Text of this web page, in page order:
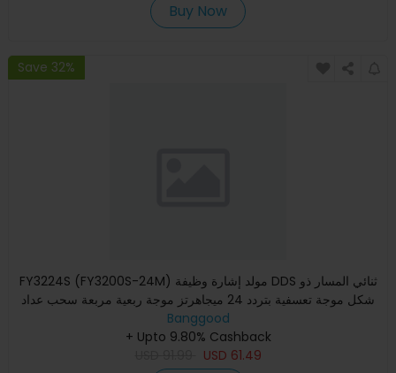
Buy Now
Save 32%
FY3224S (FY3200S-24M) مولد إشارة وظيفة DDS ثنائي المسار ذو
شكل موجة تعسفية بتردد 24 ميجاهرتز موجة ربعية مربعة سحب عداد
Banggood
+ Upto 9.80% Cashback
USD 61.49